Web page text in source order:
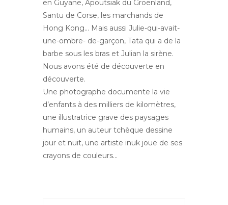
en Guyane, Apoutsiak du Groenland,
Santu de Corse, les marchands de
Hong Kong… Mais aussi Julie-qui-avait-
une-ombre- de-garçon, Tata qui a de la
barbe sous les bras et Julian la sirène.
Nous avons été de découverte en
découverte.
Une photographe documente la vie
d’enfants à des milliers de kilomètres,
une illustratrice grave des paysages
humains, un auteur tchèque dessine
jour et nuit, une artiste inuk joue de ses
crayons de couleurs…